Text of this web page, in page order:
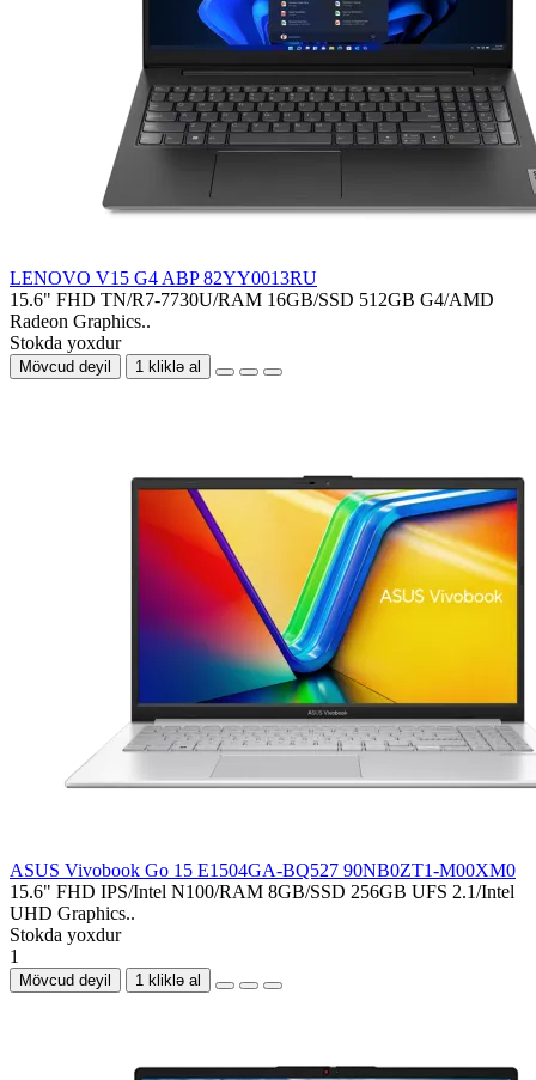
LENOVO V15 G4 ABP 82YY0013RU
15.6" FHD TN/R7-7730U/RAM 16GB/SSD 512GB G4/AMD
Radeon Graphics..
Stokda yoxdur
Mövcud deyil 1 kliklə al
ASUS Vivobook Go 15 E1504GA-BQ527 90NB0ZT1-M00XM0
15.6" FHD IPS/Intel N100/RAM 8GB/SSD 256GB UFS 2.1/Intel
UHD Graphics..
Stokda yoxdur
1
Mövcud deyil 1 kliklə al